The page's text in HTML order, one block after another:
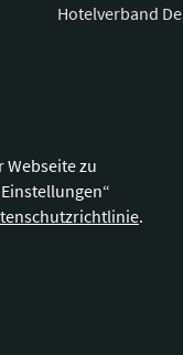
zu
.
Hotelverband
Wegbeschreibung